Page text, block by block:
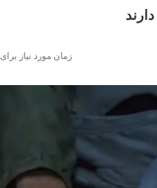
زمان مورد نیاز برای